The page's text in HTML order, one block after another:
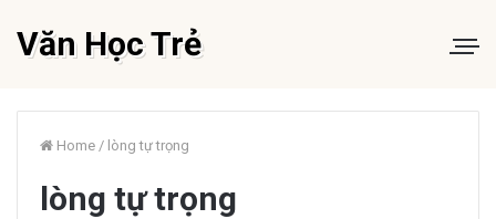
Văn Học Trẻ
Home / lòng tự trọng
lòng tự trọng